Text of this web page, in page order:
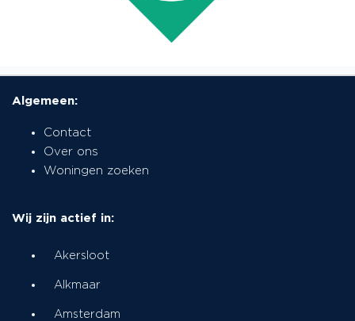
Algemeen:
Contact
Over ons
Woningen zoeken
Wij zijn actief in:
Akersloot
Alkmaar
Amsterdam